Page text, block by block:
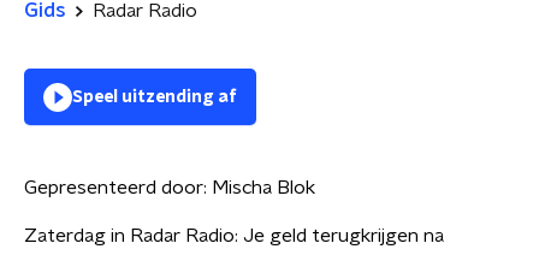
Gids Radar Radio
Speel uitzending af
Gepresenteerd door: Mischa Blok
Zaterdag in Radar Radio: Je geld terugkrijgen na